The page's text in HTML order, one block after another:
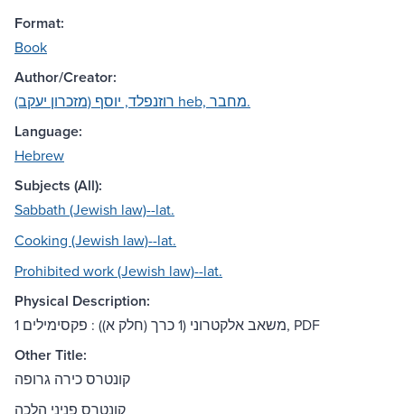
Format:
Book
Author/Creator:
רוזנפלד, יוסף (מזכרון יעקב) heb, מחבר.
Language:
Hebrew
Subjects (All):
Sabbath (Jewish law)--lat.
Cooking (Jewish law)--lat.
Prohibited work (Jewish law)--lat.
Physical Description:
1 משאב אלקטרוני (1 כרך (חלק א)) : פקסימילים, PDF
Other Title:
קונטרס כירה גרופה
קונטרס פניני הלכה